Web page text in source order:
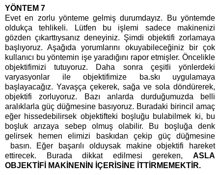
YÖNTEM 7
Evet en zorlu yönteme gelmiş durumdayız. Bu yöntemde
oldukça tehlikeli. Lütfen bu işlemi sadece makinenizi
gözden çıkarttıysanız deneyiniz. Şimdi objektifi zorlamaya
başlıyoruz. Aşağıda yorumlarını okuyabileceğiniz bir çok
kullanıcı bu yöntemin işe yaradığını rapor etmişler. Öncelikle
objektifimizi tutuyoruz. Daha sonra çeşitli yönlerdeki
varyasyonlar ile objektifimize ba.skı uygulamaya
başlayacağız. Yavaşça çekerek, sağa ve sola döndürerek,
objektifi zorluyoruz. Bazı anlarda durduğumuzda belli
aralıklarla güç düğmesine basıyoruz. Buradaki birincil amaç
eğer hissedebilirsek objektifteki boşluğu bulabilmek ki, bu
boşluk arızaya sebep olmuş olabilir. Bu boşluğa denk
gelirsek hemen elimizi baskıdan çekip güç düğmesine
basın. Eğer başarılı olduysak makine objektifi hareket
ettirecek. Burada dikkat edilmesi gereken, ASLA
OBJEKTİFİ MAKİNENİN İÇERİSİNE İTTİRMEMEKTİR.